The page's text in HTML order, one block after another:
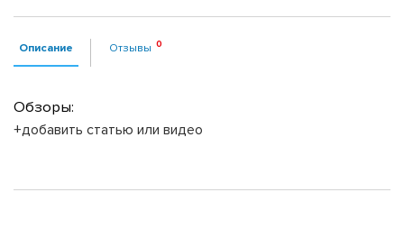
Описание Отзывы
Обзоры:
+добавить статью или видео